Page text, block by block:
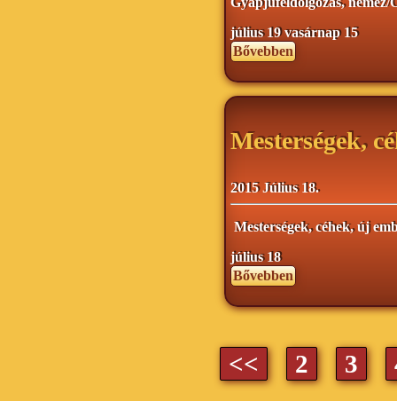
július 19 vasárnap15
Bővebben
Mesterségek,
2015 Július 18.
Mesterségek, céhek, új
július 18
Bővebben
<< 2 3